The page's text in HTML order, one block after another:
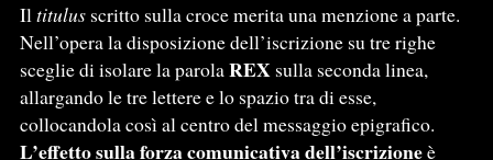
Iltitulusscritto sulla croce merita una menzione a parte.
Nell’opera la disposizione dell’iscrizione su tre righe
sceglie di isolare la parolaREXsulla seconda linea,
allargando le tre lettere e lo spazio tra di esse,
collocandola così al centro del messaggio epigrafico.
L’effetto sulla forza comunicativa dell’iscrizioneè